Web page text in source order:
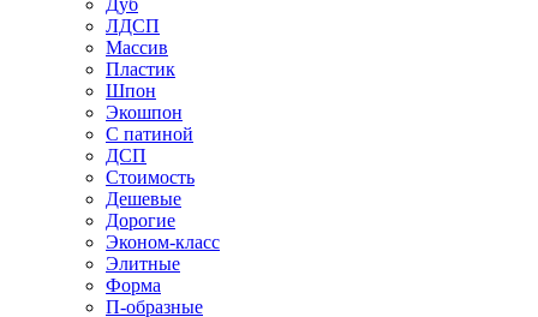
Дуб
ЛДСП
Массив
Пластик
Шпон
Экошпон
С патиной
ДСП
Стоимость
Дешевые
Дорогие
Эконом-класс
Элитные
Форма
П-образные